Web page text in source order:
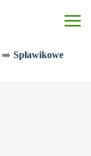
➡️ Spławikowe